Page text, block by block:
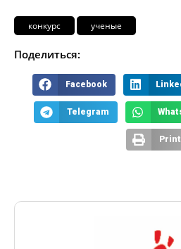
конкурс ученые
Поделиться:
Facebook
Telegram
Print